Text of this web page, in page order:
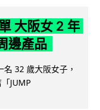
大阪女 2 年
邊產品
32 歲大阪女子，
JUMP